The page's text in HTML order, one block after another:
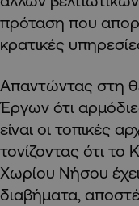
πρόταση που
κρατικές
Απαντώντας στη
Έργων ότι
είναι οι τοπικές
τονίζοντας ότι το
Χωρίου Νήσου
διαβήματα,